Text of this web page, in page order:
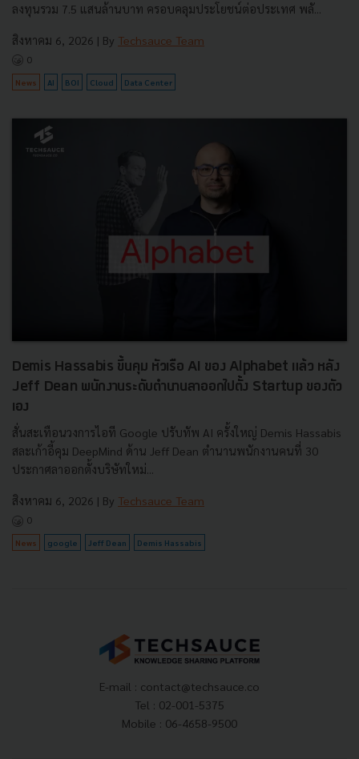
ลงทุนรวม 7.5 แสนล้านบาท ครอบคลุมประโยชน์ต่อประเทศ พลั...
สิงหาคม 6, 2026 | By Techsauce Team
0
News AI BOI Cloud Data Center
Demis Hassabis ขึ้นคุม หัวเรือ AI ของ Alphabet แล้ว หลัง
Jeff Dean พนักงานระดับตำนานลาออกไปตั้ง Startup ของตัว
เอง
สั่นสะเทือนวงการไอที Google ปรับทัพ AI ครั้งใหญ่ Demis Hassabis
สละเก้าอี้คุม DeepMind ด้าน Jeff Dean ตำนานพนักงานคนที่ 30
ประกาศลาออกตั้งบริษัทใหม่...
สิงหาคม 6, 2026 | By Techsauce Team
0
News google Jeff Dean Demis Hassabis
E-mail : contact@techsauce.co
Tel : 02-001-5375
Mobile : 06-4658-9500